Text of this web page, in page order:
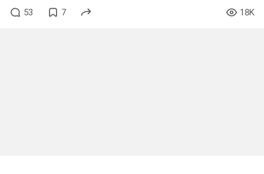
53 7 18K